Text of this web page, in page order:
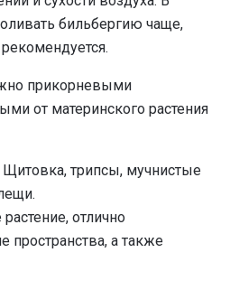
бильбергию чаще,
прикорневыми
от материнского растения
Щитовка, трипсы, мучнистые
отлично
пространства, а также